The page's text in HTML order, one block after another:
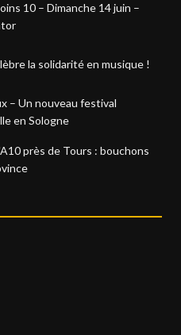
10 – Dimanche 14 juin –
la solidarité en musique !
– Un nouveau festival
en Sologne
près de Tours : bouchons